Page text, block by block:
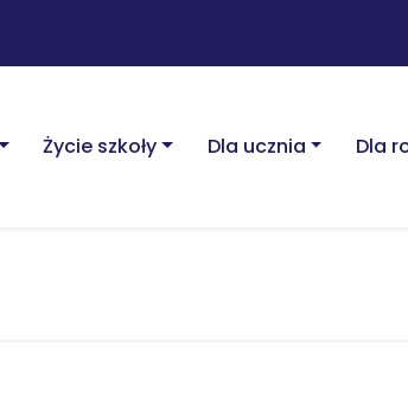
Życie szkoły Dla ucznia Dla